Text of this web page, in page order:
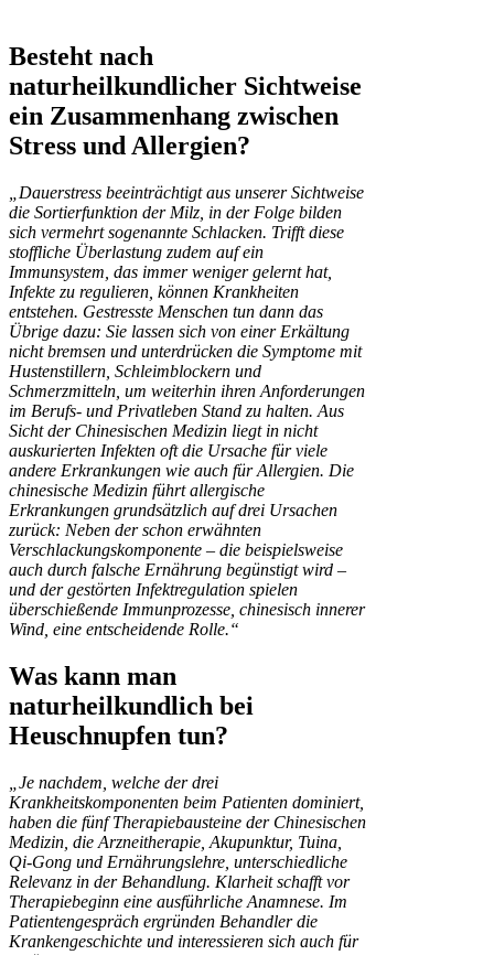
Besteht nach
naturheilkundlicher Sichtweise
ein Zusammenhang zwischen
Stress und Allergien?
„Dauerstress beeinträchtigt aus unserer Sichtweise
die Sortierfunktion der Milz, in der Folge bilden
sich vermehrt sogenannte Schlacken. Trifft diese
stoffliche Überlastung zudem auf ein
Immunsystem, das immer weniger gelernt hat,
Infekte zu regulieren, können Krankheiten
entstehen. Gestresste Menschen tun dann das
Übrige dazu: Sie lassen sich von einer Erkältung
nicht bremsen und unterdrücken die Symptome mit
Hustenstillern, Schleimblockern und
Schmerzmitteln, um weiterhin ihren Anforderungen
im Berufs- und Privatleben Stand zu halten. Aus
Sicht der Chinesischen Medizin liegt in nicht
auskurierten Infekten oft die Ursache für viele
andere Erkrankungen wie auch für Allergien. Die
chinesische Medizin führt allergische
Erkrankungen grundsätzlich auf drei Ursachen
zurück: Neben der schon erwähnten
Verschlackungskomponente – die beispielsweise
auch durch falsche Ernährung begünstigt wird –
und der gestörten Infektregulation spielen
überschießende Immunprozesse, chinesisch innerer
Wind, eine entscheidende Rolle.“
Was kann man
naturheilkundlich bei
Heuschnupfen tun?
„Je nachdem, welche der drei
Krankheitskomponenten beim Patienten dominiert,
haben die fünf Therapiebausteine der Chinesischen
Medizin, die Arzneitherapie, Akupunktur, Tuina,
Qi-Gong und Ernährungslehre, unterschiedliche
Relevanz in der Behandlung. Klarheit schafft vor
Therapiebeginn eine ausführliche Anamnese. Im
Patientengespräch ergründen Behandler die
Krankengeschichte und interessieren sich auch für